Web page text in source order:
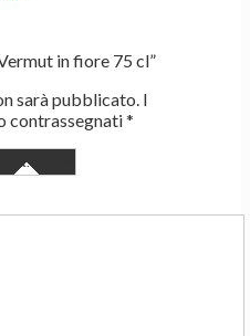
in fiore 75 cl”
sarà pubblicato. I
contrassegnati*